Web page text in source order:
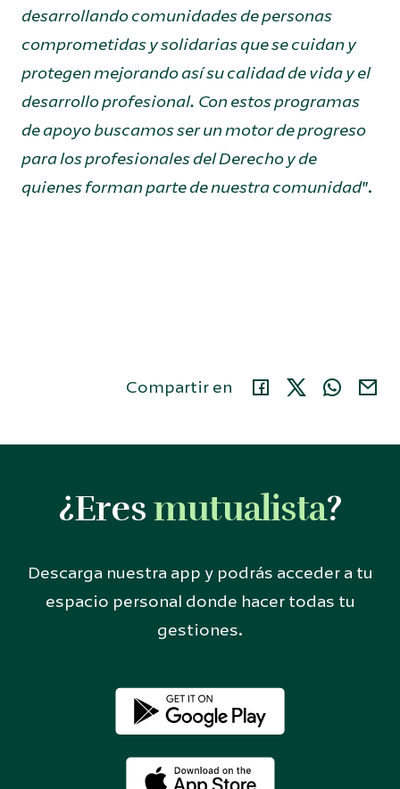
desarrollando comunidades de personas
comprometidas y solidarias que se cuidan y
protegen mejorando así su calidad de vida y el
desarrollo profesional. Con estos programas
de apoyo buscamos ser un motor de progreso
para los profesionales del Derecho y de
quienes forman parte de nuestra comunidad”.
Compartir en
¿Eresmutualista?
Descarga nuestra app y podrás acceder a tu
espacio personal donde hacer todas tu
gestiones.